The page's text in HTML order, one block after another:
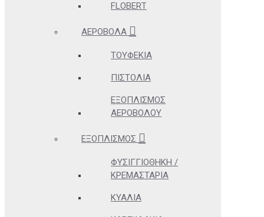
FLOBERT
ΑΕΡΟΒΌΛΑ
ΤΟΥΦΈΚΙΑ
ΠΙΣΤΌΛΙΑ
ΕΞΟΠΛΙΣΜΌΣ
ΑΕΡΟΒΌΛΟΥ
ΕΞΟΠΛΙΣΜΌΣ
ΦΥΣΙΓΓΙΟΘΉΚΗ /
ΚΡΕΜΑΣΤΆΡΙΑ
ΚΥΆΛΙΑ